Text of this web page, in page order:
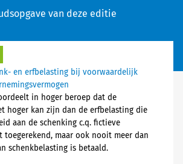
van deze editie
en erfbelasting bij voorwaardelijk
in hoger beroep dat de
hoger kan zijn dan de erfbelasting die
aan de schenking c.q. fictieve
maar ook nooit meer dan
schenkbelasting is betaald.